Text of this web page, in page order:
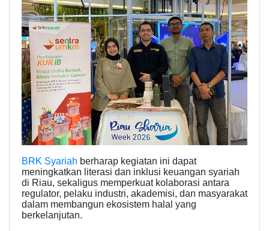
BRK Syariah berharap kegiatan ini dapat
meningkatkan literasi dan inklusi keuangan syariah
di Riau, sekaligus memperkuat kolaborasi antara
regulator, pelaku industri, akademisi, dan masyarakat
dalam membangun ekosistem halal yang
berkelanjutan.